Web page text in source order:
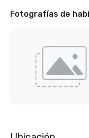
Fotografías de